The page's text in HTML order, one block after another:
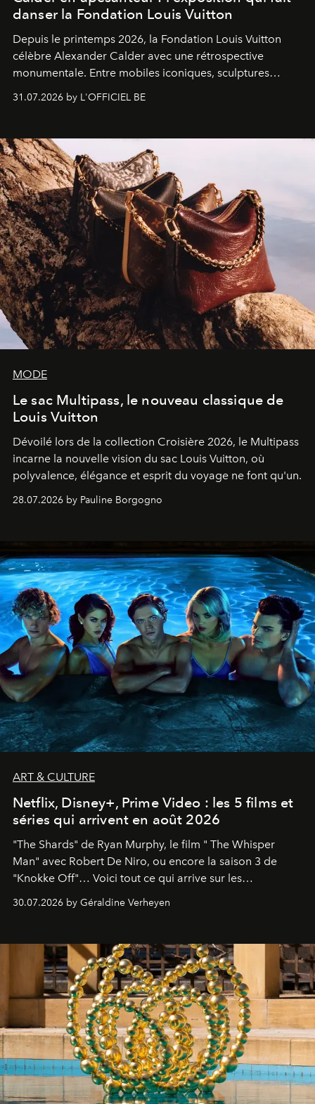
danser la Fondation Louis Vuitton
Depuis le printemps 2026, la Fondation Louis Vuitton
célèbre Alexander Calder avec une rétrospective
monumentale. Entre mobiles iconiques, sculptures
américain investit les espaces imaginés par Frank Gehry
sculpture.
31.07.2026 by L'OFFICIEL BE
MODE
Le sac Multipass, le nouveau classique de
Louis Vuitton
Dévoilé lors de la collection Croisière 2026, le Multipass
incarne la nouvelle vision du sac Louis Vuitton, où
polyvalence, élégance et esprit du voyage ne font qu'un.
28.07.2026 by Pauline Borgogno
ART & CULTURE
Netflix, Disney+, Prime Video : les 5 films et
séries qui arrivent en août 2026
"The Shards" de Ryan Murphy, le film " The Whisper
Man" avec Robert De Niro, ou encore la saison 3 de
"Knokke Off"… Voici tout ce qui arrive sur les
30.07.2026 by Géraldine Verheyen